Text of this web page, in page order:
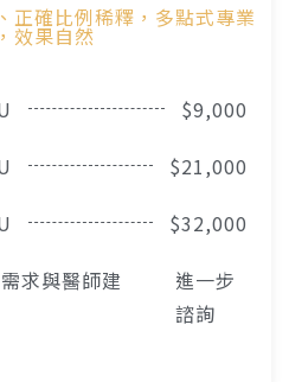
正確比例稀釋，多點式專業
效果自然
$9,000
$21,000
$32,000
求與醫師建
進一步
諮詢